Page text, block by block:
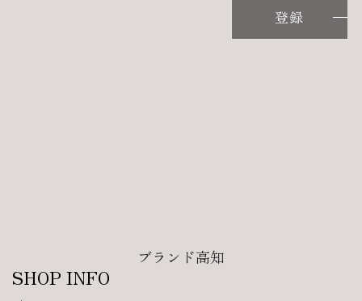
登録
ブランド高知
SHOP INFO